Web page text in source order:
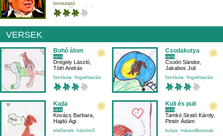
bemutató
harmadikosnak
kutya
olvasás
VERSEK
Bohó álom
vers
Drégely László
Tóth András
fantázia
fogalmazás
helyesírás
kutya
Csodakutya
vers
Csoóri Sándor,
Jakabos Juli
fantázia
fogalmazás
harmadikosnak
kutya
Kajla
vers
Kovács Barbara
Hajdú Ági
elsősnek házörző
Kuli és puli
vers
Tamkó Sirató Károly,
Pintér Ádám
kutya
másodikosnak